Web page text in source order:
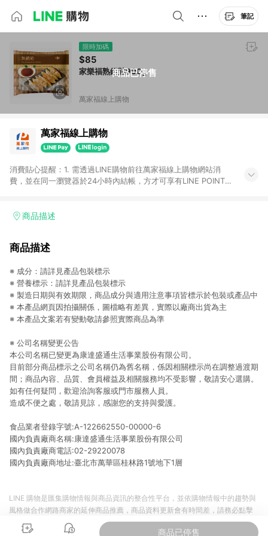
筆記
商品已停售
限時加碼
$85
家樂福熟鍋貼900g
萬家福線上購物
萬家福線上購物
消費貼心提醒：1. 需透過LINE購物前往萬家福線上購物網站消
費，並在同一瀏覽器於24小時內結帳，方才可享有LINE POINTS
4. 不具回饋資格種類商品：電子禮券。 5. 回饋點數計算將排除訂
錄，相關問題請於保留時間內聯絡客服中心，並由康達盛通生活
提供簡單、快速、輕鬆的購物流程及體驗，將不定期推出精選、
話題性或期間限定商品來滿足您的喜好。
商品描述
商品描述
※ 成分：請詳見產品包裝標示
※ 營養標示：請詳見產品包裝標示
※ 製造日期與有效期限，商品成分與適用注意事項皆標示於包裝或產品中
※ 本產品網頁因拍攝關係，圖檔略有差異，實際以廠商出貨為主
※ 本產品文案若有變動敬請參照實際商品為準
※ 公司名稱變更公告
本公司名稱已變更為康達盛通生活事業股份有限公司。
目前部分商品標示之公司名稱仍為舊名稱，係因相關標示尚在調整過渡期
間；商品內容、品質、會員權益及相關服務均不受影響，敬請安心選購。
如有任何疑問，歡迎洽詢客服或門市服務人員。
造成不便之處，敬請見諒，感謝您的支持與愛護。
食品業者登錄字號:A-122662550-00000-6
國內負責廠商名稱:康達盛通生活事業股份有限公司
國內負責廠商電話:02-29220078
國內負責廠商地址:臺北市萬華區桂林路1號地下1層
商品已停售
LINE 購物是匯集購物情報與商品資訊的整合性平台，並依購物情報中的趨勢與
風格做合作網路商家的延伸商品推薦，商品資料更新會有時間差，請務必點擊
商品至各合作網路商家，確認現售價與購物條件，一切資訊以合作廠商網頁為
準。